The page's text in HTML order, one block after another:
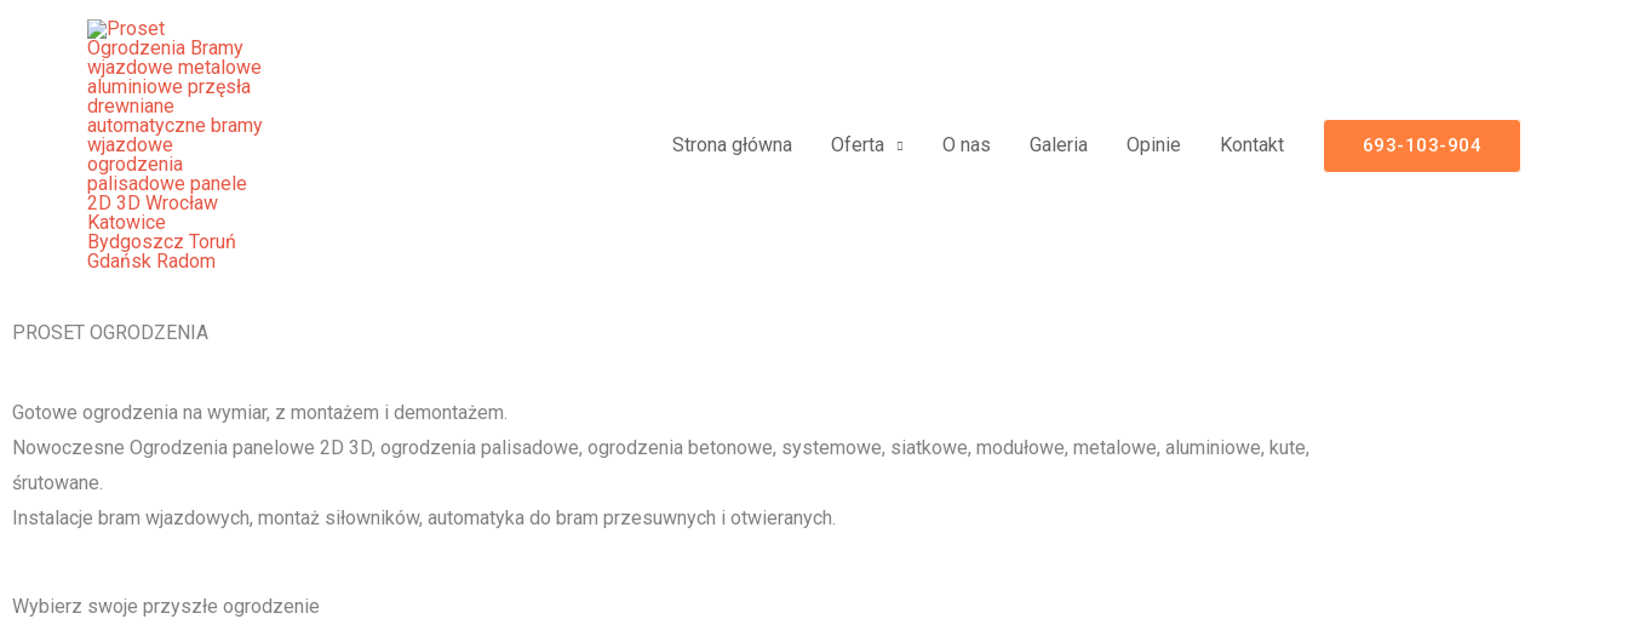
Strona główna Oferta O nas Galeria Opinie Kontakt 693-103-904
Ogrodzenia Warta Bramy Wjazdowe Furtki Płoty Metalowe Aluminiowe Nowoczesne Panelowe
Palisadowe Stalowe Frontowe
[smartslider3 slider="2"]
PROSET OGRODZENIA
Gotowe ogrodzenia na wymiar, z montażem i demontażem.
Nowoczesne Ogrodzenia panelowe 2D 3D, ogrodzenia palisadowe, ogrodzenia betonowe, systemowe, siatkowe, modułowe, metalowe, aluminiowe, kute,
śrutowane.
Instalacje bram wjazdowych, montaż siłowników, automatyka do bram przesuwnych i otwieranych.
Wybierz swoje przyszłe ogrodzenie